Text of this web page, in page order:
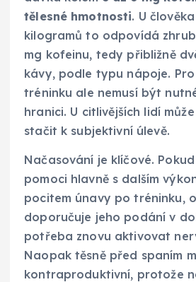
tělesné hmotnosti. U
kilogramů to odpovídá
mg kofeinu, tedy přibližně
kávy, podle typu nápoje.
tréninku ale nemusí být
hranici. U citlivějších lidí
stačit k subjektivní úlevě.
Načasování je klíčové.
pomoci hlavně s dalším
pocitem únavy po tréninku,
doporučuje jeho podání v
potřeba znovu aktivovat
Naopak těsně před spaním
kontraproduktivní, protože